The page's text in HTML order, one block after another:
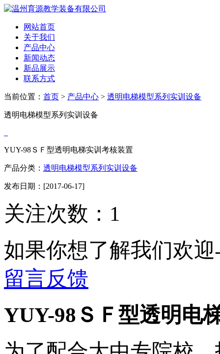
网站首页
关于我们
产品中心
新闻动态
新品展示
联系方式
当前位置： 首页 > 产品中心 > 透明电梯模型系列实训设备
透明电梯模型系列实训设备
YUY-98ＳＦ型透明电梯实训考核装置
产品分类： 透明电梯模型系列实训设备
发布日期：[2017-06-17]
关注次数： 1
如果你想了解我们欢
留言反馈
YUY-98ＳＦ型透明电